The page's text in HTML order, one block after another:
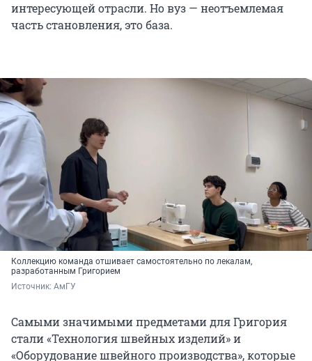
интересующей отрасли. Но вуз — неотъемлемая
часть становления, это база.
Коллекцию команда отшивает самостоятельно по лекалам,
разработанным Григорием
Источник: АмГУ
Самыми значимыми предметами для Григория
стали «Технология швейных изделий» и
«Оборудование швейного производства», которые